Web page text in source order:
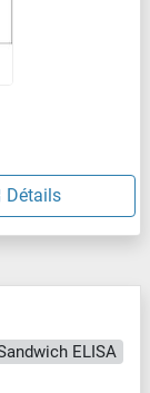
Détails
ELISA